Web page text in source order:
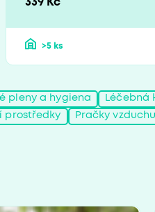
339 Kč
>5 ks
pleny a hygiena Léčebná
prostředky Pračky vzduchu